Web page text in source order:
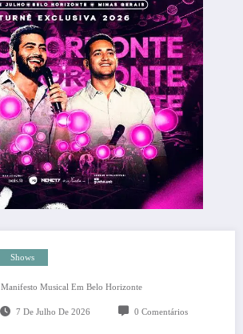
Shows
Manifesto Musical Em Belo Horizonte
7 De Julho De 2026 0 Comentários